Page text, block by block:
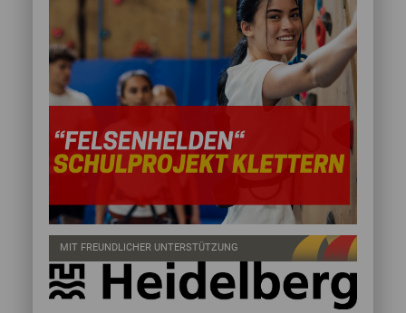
MIT FREUNDLICHER UNTERSTÜTZUNG